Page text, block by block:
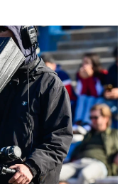
d
a